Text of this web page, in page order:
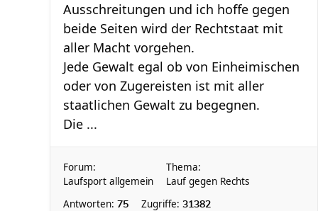
Ausschreitungen und ich hoffe gegen
beide Seiten wird der Rechtstaat mit
aller Macht vorgehen.
Jede Gewalt egal ob von Einheimischen
oder von Zugereisten ist mit aller
staatlichen Gewalt zu begegnen.
Die ...
Forum:
Laufsport allgemein
Thema:
Lauf gegen Rechts
Antworten: 75 Zugriffe: 31382